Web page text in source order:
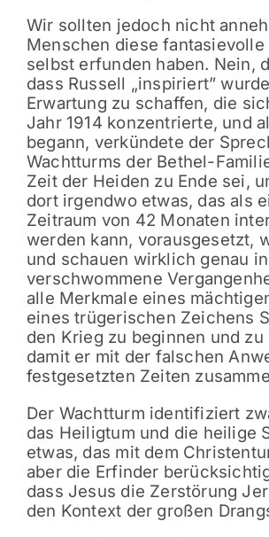
Wir sollten jedoch nicht
Menschen diese fantasievolle
selbst erfunden haben. Nein,
dass Russell „inspiriert”
Erwartung zu schaffen, die
Jahr 1914 konzentrierte, und
begann, verkündete der
Wachtturms der Bethel-
Zeit der Heiden zu Ende sei,
dort irgendwo etwas, das als
Zeitraum von 42 Monaten
werden kann, vorausgesetzt,
und schauen wirklich genau
verschwommene
alle Merkmale eines
eines trügerischen Zeichens
den Krieg zu beginnen und zu
damit er mit der falschen
festgesetzten Zeiten
Der Wachtturm identifiziert
das Heiligtum und die heilige
etwas, das mit dem
aber die Erfinder
dass Jesus die Zerstörung
den Kontext der großen